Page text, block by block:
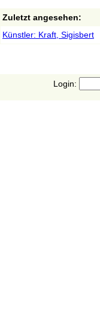
Zuletzt angesehen:
Künstler: Kraft, Sigisbert
Login: